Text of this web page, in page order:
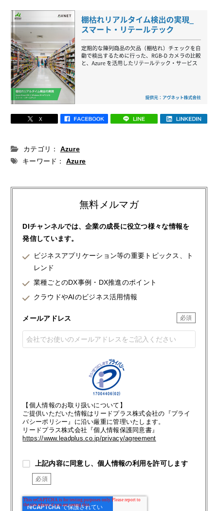
カテゴリ：
Azure
キーワード：
Azure
無料メルマガ
DIチャンネルでは、企業の成長に役立つ様々な情報を
発信しています。
ビジネスアプリケーション等の重要トピックス、ト
レンド
業種ごとのDX事例・DX推進のポイント
クラウドやAIのビジネス活用情報
メールアドレス
【個人情報のお取り扱いについて】
ご提供いただいた情報はリードプラス株式会社の『プライ
バシーポリシー』に沿い厳重に管理いたします。
リードプラス株式会社『個人情報保護同意書』
https://www.leadplus.co.jp/privacy/agreement
上記内容に同意し、個人情報の利用を許可します